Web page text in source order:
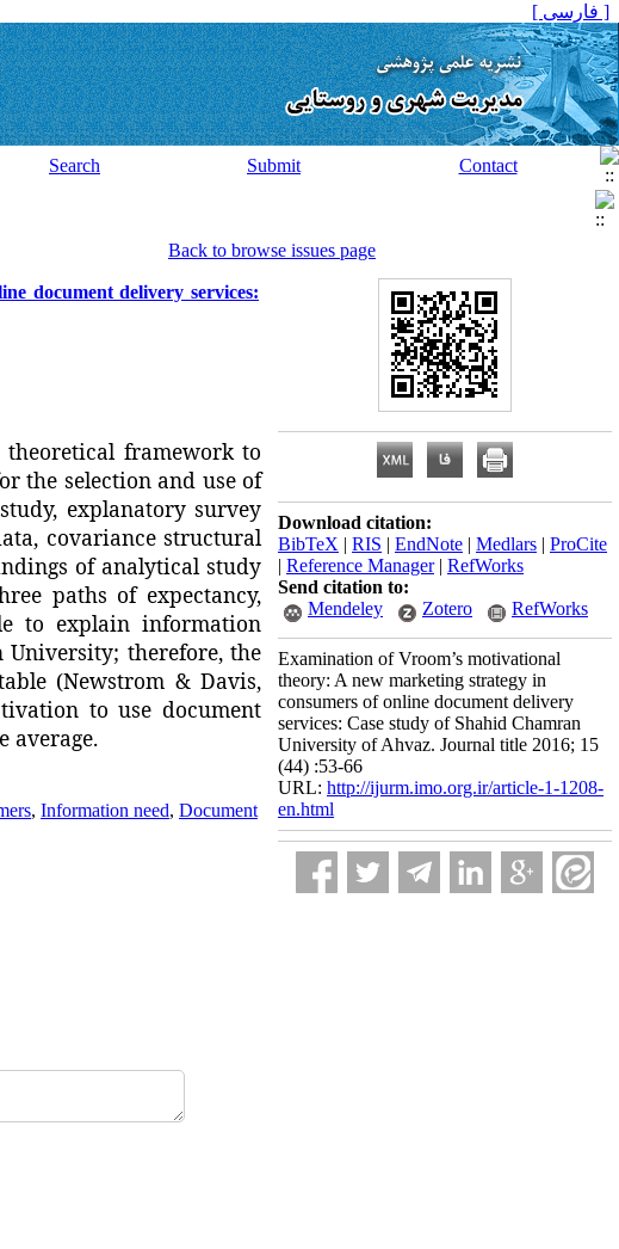
[ فارسی ]
Search Submit Contact
Back to browse issues page
document delivery services:
theoretical framework to
the selection and use of
explanatory survey
covariance structural
of analytical study
paths of expectancy,
to explain information
University; therefore, the
(Newstrom & Davis,
to use document
average.
, Information need, Document
Download citation:
BibTeX | RIS | EndNote | Medlars | ProCite
| Reference Manager| RefWorks
Send citation to:
Mendeley
Zotero RefWorks
Examination of Vroom’s motivational
theory: A new marketing strategy in
consumers of online document delivery
services: Case study of Shahid Chamran
University of Ahvaz. Journal title 2016; 15
(44) :53-66
URL: http://ijurm.imo.org.ir/article-1-1208-
en.html